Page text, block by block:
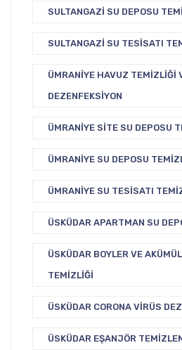
SULTANGAZI SU DEPOSU
SULTANGAZI SU TESISATI
ÜMRANIYE HAVUZ TEMIZLIĞI
DEZENFEKSIYON
ÜMRANIYE SITE SU DEPOSU
ÜMRANIYE SU DEPOSU
ÜMRANIYE SU TESISATI
ÜSKÜDAR APARTMAN SU
ÜSKÜDAR BOYLER VE
TEMIZLIĞI
ÜSKÜDAR CORONA VIRÜS
ÜSKÜDAR EŞANJÖR